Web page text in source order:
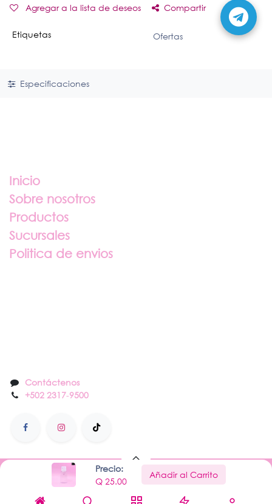
Precio:
Q 25.00
Añadir al Carrito
Agregar a la lista de deseos Compartir
Etiquetas Ofertas
Especificaciones
Inicio
Sobre nosotros
Productos
Sucursales
Politica de envios
Contáctenos
+502 2317-9500
Hecho con
por Nail Center
Con la tecnología de